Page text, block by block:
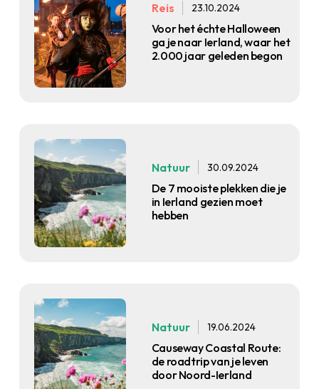
Reis 23.10.2024
Voor het échte Halloween
ga je naar Ierland, waar het
2.000 jaar geleden begon
Natuur 30.09.2024
De 7 mooiste plekken die je
in Ierland gezien moet
hebben
Natuur 19.06.2024
Causeway Coastal Route:
de roadtrip van je leven
door Noord-Ierland